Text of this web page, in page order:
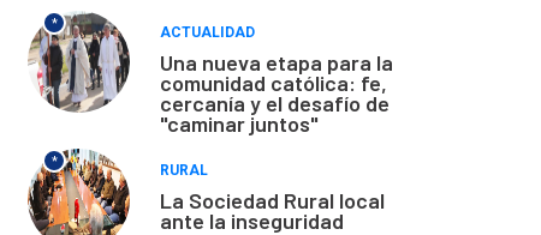
*
ACTUALIDAD
Una nueva etapa para la
comunidad católica: fe,
cercanía y el desafío de
"caminar juntos"
*
RURAL
La Sociedad Rural local
ante la inseguridad